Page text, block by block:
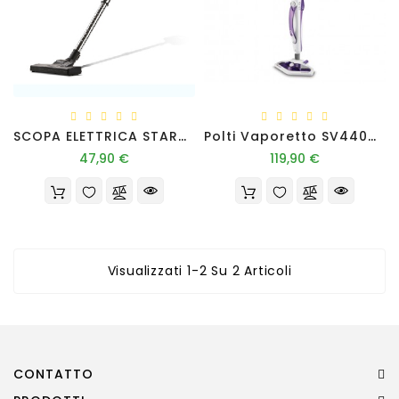
Prodotti
SCOPA ELETTRICA STARDUST 600 CICLONICA MULTIFUNZIONE 600W
47,90 €Prezzo
Polti Vaporetto SV440_Double - 1500w
119,90 €Prezzo
Visualizzati 1-2 Su 2 Articoli
CONTATTO